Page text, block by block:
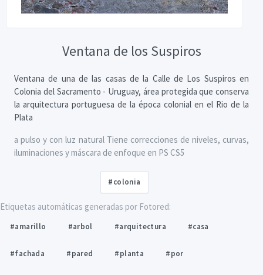
Ventana de los Suspiros
Ventana de una de las casas de la Calle de Los Suspiros en
Colonia del Sacramento - Uruguay, área protegida que conserva
la arquitectura portuguesa de la época colonial en el Rio de la
Plata
a pulso y con luz natural Tiene correcciones de niveles, curvas,
iluminaciones y máscara de enfoque en PS CS5
#colonia
Etiquetas automáticas generadas por Fotored:
#amarillo #arbol #arquitectura #casa
#fachada #pared #planta #por